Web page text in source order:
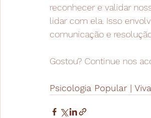
reconhecer e validar
lidar com ela. Isso
comunicação e
Gostou? Continue nos
Psicologia Popular |